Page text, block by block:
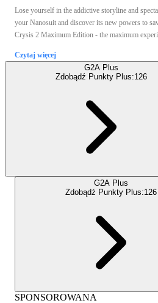
Lose yourself in the addictive storyline and
your Nanosuit and discover its new powers to
Crysis 2 Maximum Edition - the maximum
Czytaj więcej
G2A Plus
Zdobądź Punkty Plus:126
G2A Plus
Zdobądź Punkty Plus:126
SPONSOROWANA